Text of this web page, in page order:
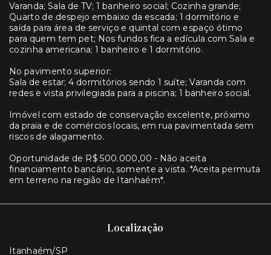
Varanda; Sala de TV; 1 banheiro social; Cozinha grande;
Quarto de despejo embaixo da escada; 1 dormitório e
saída para área de serviço e quintal com espaço ótimo
para quem tem pet; Nos fundos fica a edícula com Sala e
cozinha americana; 1 banheiro e 1 dormitório.
No pavimento superior:
Sala de estar; 4 dormitórios sendo 1 suíte; Varanda com
redes e vista privilegiada para a piscina; 1 banheiro social.
Imóvel com estado de conservação excelente, próximo
da praia e de comércios locais, em rua pavimentada sem
riscos de alagamento.
Oportunidade de R$ 500.000,00 - Não aceita
financiamento bancário, somente a vista. *Aceita permuta
em terreno na região de Itanhaém*.
Localização
Itanhaém/SP